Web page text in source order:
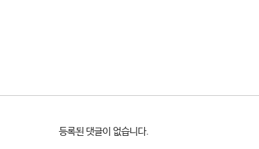
등록된 댓글이 없습니다.